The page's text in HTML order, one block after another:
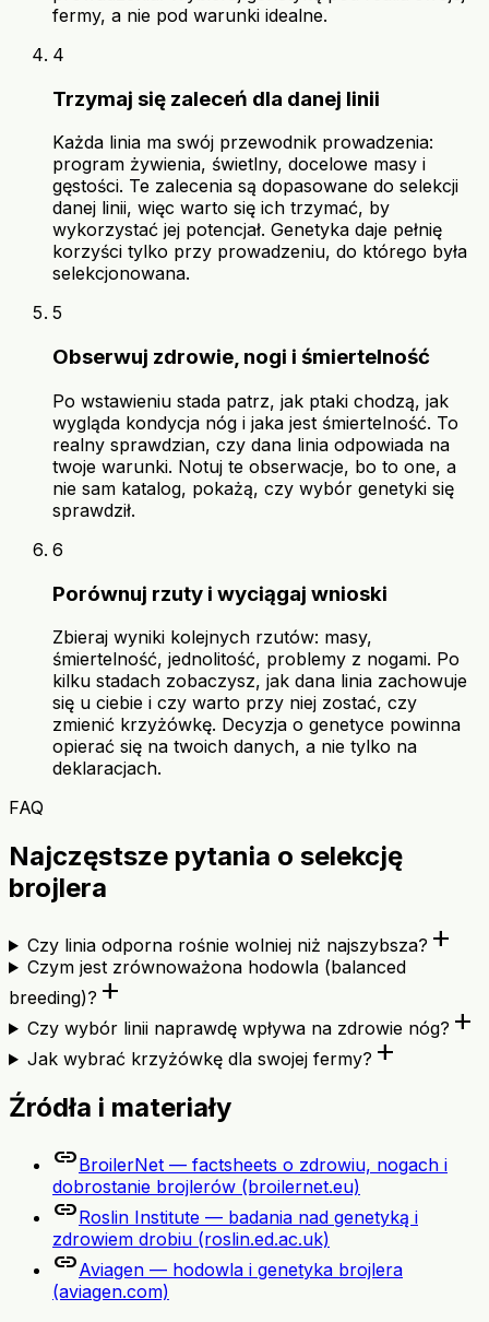
fermy, a nie pod warunki idealne.
4
Trzymaj się zaleceń dla danej linii
Każda linia ma swój przewodnik prowadzenia:
program żywienia, świetlny, docelowe masy i
gęstości. Te zalecenia są dopasowane do selekcji
danej linii, więc warto się ich trzymać, by
wykorzystać jej potencjał. Genetyka daje pełnię
korzyści tylko przy prowadzeniu, do którego była
selekcjonowana.
5
Obserwuj zdrowie, nogi i śmiertelność
Po wstawieniu stada patrz, jak ptaki chodzą, jak
wygląda kondycja nóg i jaka jest śmiertelność. To
realny sprawdzian, czy dana linia odpowiada na
twoje warunki. Notuj te obserwacje, bo to one, a
nie sam katalog, pokażą, czy wybór genetyki się
sprawdził.
6
Porównuj rzuty i wyciągaj wnioski
Zbieraj wyniki kolejnych rzutów: masy,
śmiertelność, jednolitość, problemy z nogami. Po
kilku stadach zobaczysz, jak dana linia zachowuje
się u ciebie i czy warto przy niej zostać, czy
zmienić krzyżówkę. Decyzja o genetyce powinna
opierać się na twoich danych, a nie tylko na
deklaracjach.
FAQ
Najczęstsze pytania o selekcję
brojlera
Czy linia odporna rośnie wolniej niż najszybsza? add
Czym jest zrównoważona hodowla (balanced
breeding)? add
Czy wybór linii naprawdę wpływa na zdrowie nóg? add
Jak wybrać krzyżówkę dla swojej fermy? add
Źródła i materiały
linkBroilerNet — factsheets o zdrowiu, nogach i
dobrostanie brojlerów (broilernet.eu)
linkRoslin Institute — badania nad genetyką i
zdrowiem drobiu (roslin.ed.ac.uk)
linkAviagen — hodowla i genetyka brojlera
(aviagen.com)